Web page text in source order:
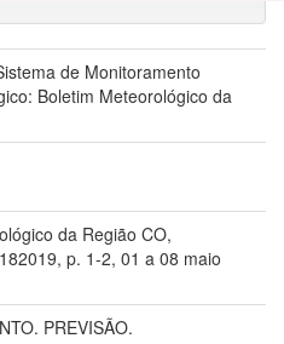
de Monitoramento
Boletim Meteorológico da
da Região CO,
p. 1-2, 01 a 08 maio
PREVISÃO.